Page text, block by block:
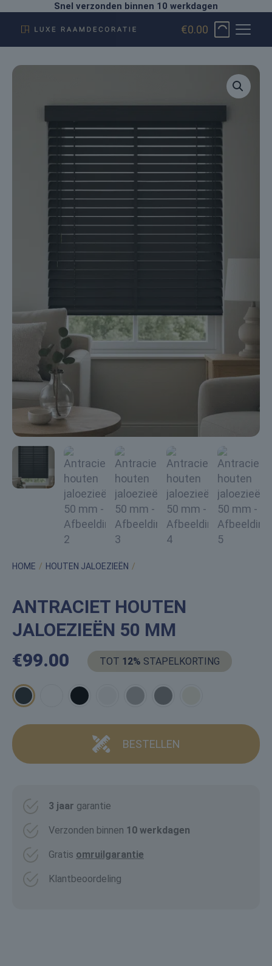
gratis verzending vanaf € 100,-
€0.00
HOME / HOUTEN JALOEZIEËN /
ANTRACIET HOUTEN
JALOEZIEËN 50 MM
€99.00 TOT 12% STAPELKORTING
BESTELLEN
3 jaar garantie
Verzonden binnen 10 werkdagen
Gratis omruilgarantie
Klantbeoordeling
1 2 3 4 5
Bij montage in het kozijn dient u de strakke
dagmaat te meten. Bekijk hier de
inmeetinstructies»
Breedte
min: 80,0 cm max: 250,0 cm
Hoogte
min: 100,0 cm max: 300,0 cm
Wilt u er zeker van zijn dat de producten juist
opgemeten worden? Dan bieden wij een
landelijke inmeetservice vanaf € 85,-. Dit kan via
WhatsApp besproken worden